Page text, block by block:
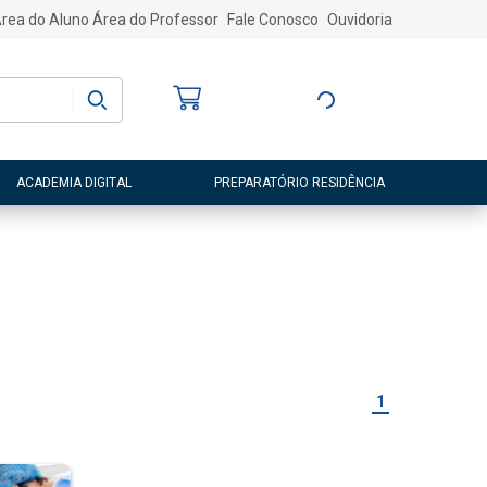
do Aluno Área do Professor Fale Conosco Ouvidoria
Entre ou Cadastre-
ACADEMIA DIGITAL PREPARATÓRIO RESIDÊNCIA
1